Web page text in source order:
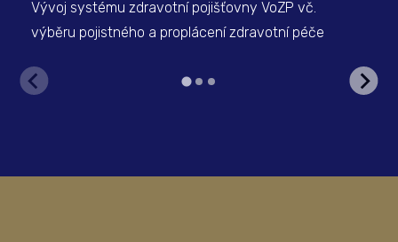
Vývoj systému zdravotní pojišťovny VoZP vč.
výběru pojistného a proplácení zdravotní péče